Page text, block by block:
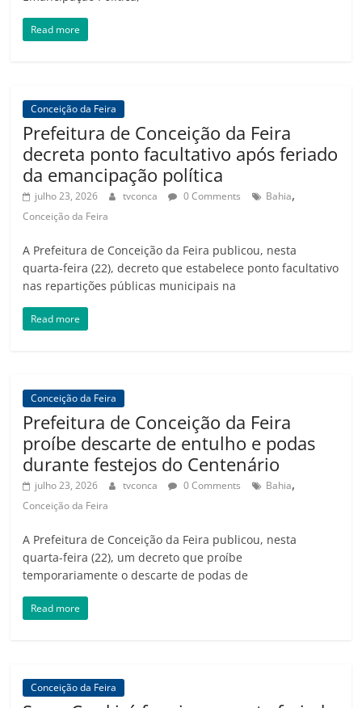
Read more
Conceição da Feira
Prefeitura de Conceição da Feira
decreta ponto facultativo após feriado
da emancipação política
julho 23, 2026 tvconca 0 Comments Bahia,
Conceição da Feira
A Prefeitura de Conceição da Feira publicou, nesta
quarta-feira (22), decreto que estabelece ponto facultativo
nas repartições públicas municipais na
Read more
Conceição da Feira
Prefeitura de Conceição da Feira
proíbe descarte de entulho e podas
durante festejos do Centenário
julho 23, 2026 tvconca 0 Comments Bahia,
Conceição da Feira
A Prefeitura de Conceição da Feira publicou, nesta
quarta-feira (22), um decreto que proíbe
temporariamente o descarte de podas de
Read more
Conceição da Feira